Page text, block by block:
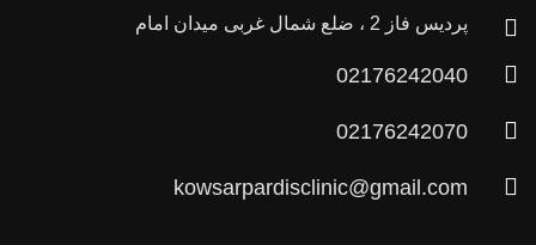
پردیس فاز 2 ، ضلع شمال غربی میدان امام
02176242040
02176242070
kowsarpardisclinic@gmail.com